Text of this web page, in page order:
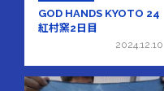
GOD HANDS KYOTO 24
紅村窯2日目
2024.12.10